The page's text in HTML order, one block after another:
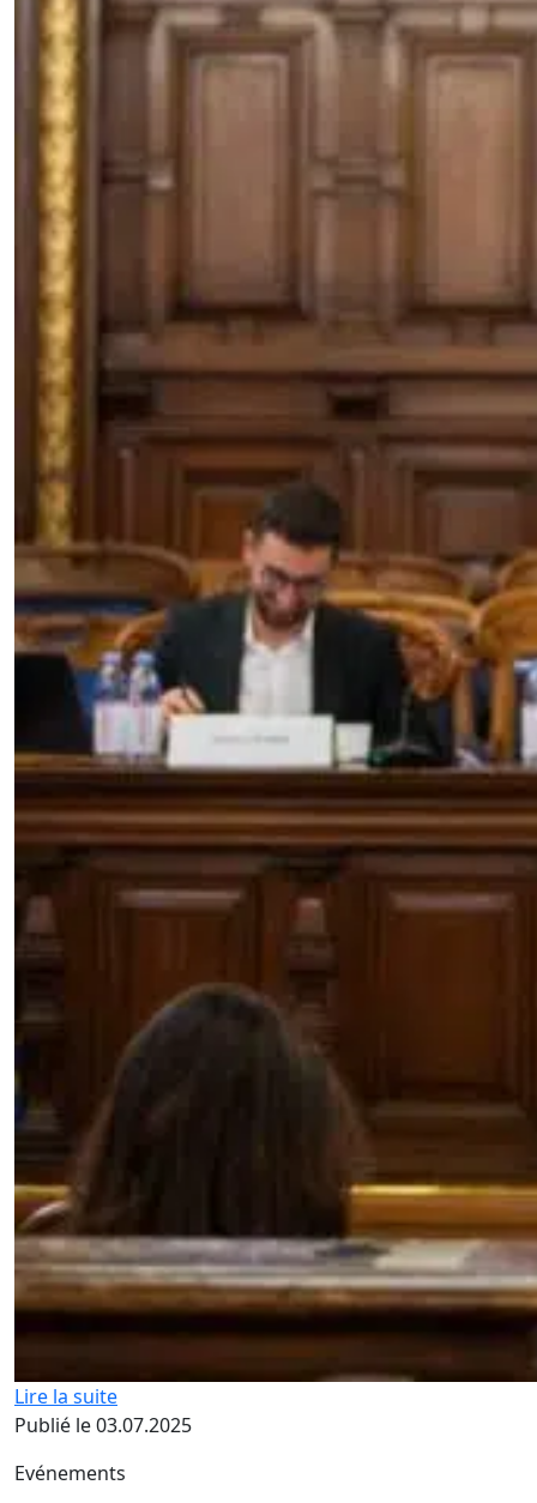
Lire la suite
Publié le 03.07.2025
Evénements